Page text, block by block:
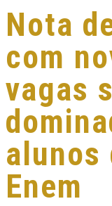
Nota
com
vagas
alunos
Enem